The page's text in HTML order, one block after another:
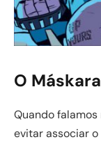
O
Quando
evitar associar